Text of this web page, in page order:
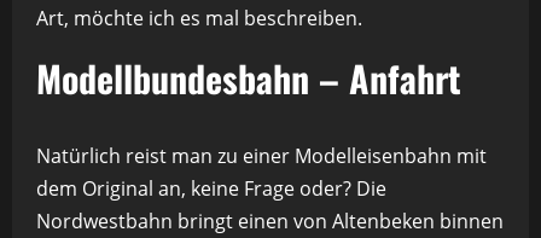
Art, möchte ich es mal beschreiben.
Modellbundesbahn – Anfahrt
Natürlich reist man zu einer Modelleisenbahn mit
dem Original an, keine Frage oder? Die
Nordwestbahn bringt einen von Altenbeken binnen